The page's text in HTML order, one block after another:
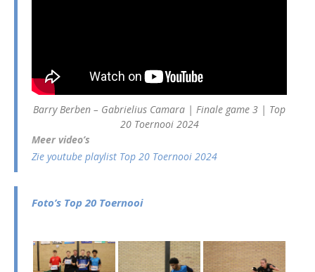
Barry Berben – Gabrielius Camara | Finale game 3 | Top
20 Toernooi 2024
Meer video’s
Zie youtube playlist Top 20 Toernooi 2024
Foto’s Top 20 Toernooi